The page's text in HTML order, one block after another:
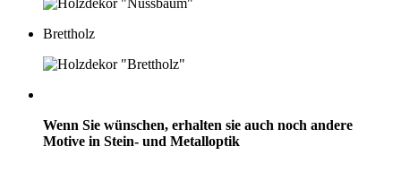
Brettholz
Wenn Sie wünschen, erhalten sie auch noch andere
Motive in Stein- und Metalloptik